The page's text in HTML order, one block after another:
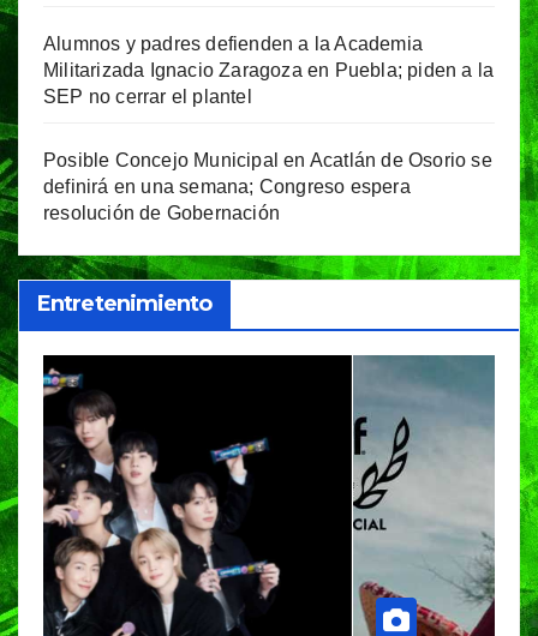
Alumnos y padres defienden a la Academia
Militarizada Ignacio Zaragoza en Puebla; piden a la
SEP no cerrar el plantel
Posible Concejo Municipal en Acatlán de Osorio se
definirá en una semana; Congreso espera
resolución de Gobernación
Entretenimiento